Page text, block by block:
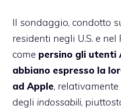
Il sondaggio, condotto
residenti negli U.S. e
come persino gli utenti
abbiano espresso la
ad Apple,
degli indossabili,